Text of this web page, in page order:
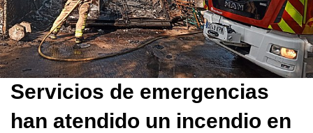
Servicios de emergencias
han atendido un incendio en